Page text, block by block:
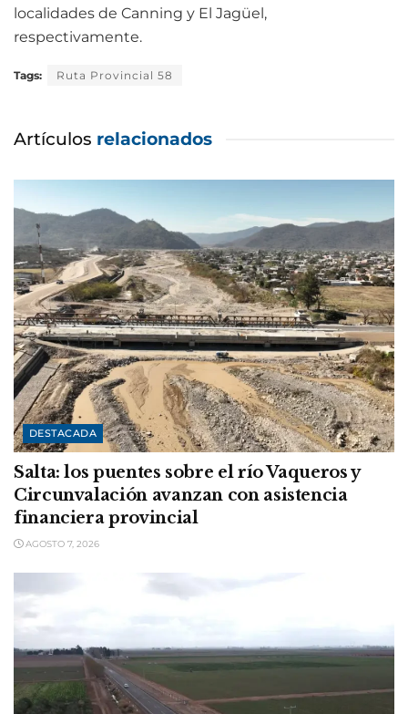
localidades de Canning y El Jagüel,
respectivamente.
Tags: Ruta Provincial 58
Artículos relacionados
DESTACADA
Salta: los puentes sobre el río Vaqueros y
Circunvalación avanzan con asistencia
financiera provincial
AGOSTO 7, 2026